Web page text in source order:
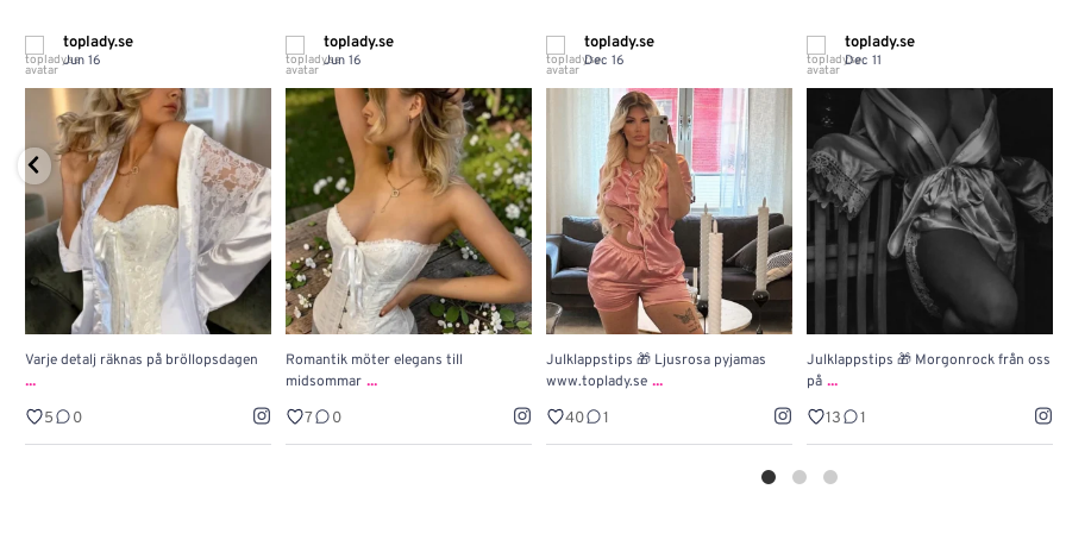
toplady.se
Jun 16
Varje detalj räknas på bröllopsdagen
...
5 0
toplady.se
Jun 16
Romantik möter elegans till
midsommar ...
7 0
toplady.se
Dec 16
Julklappstips 🎁 Ljusrosa pyjamas
www.toplady.se ...
40 1
toplady.se
Dec 11
Julklappstips 🎁 Morgonrock från oss
på ...
13 1